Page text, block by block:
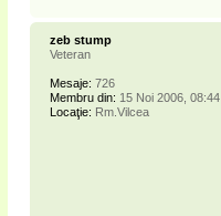
zeb stump
Veteran
Mesaje: 726
Membru din: 15 Noi 2006, 08:44
Locaţie: Rm.Vilcea